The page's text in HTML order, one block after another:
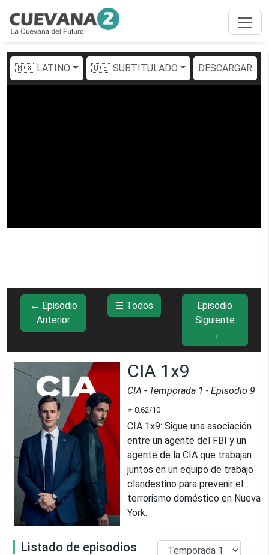
🇲🇽 LATINO 🇺🇸 SUBTITULADO DESCARGAR
← Episodio
Anterior
☰ Todos
Episodio
Siguiente
→
CIA 1x9
CIA - Temporada 1 - Episodio 9
⭐ 8.62/10
CIA 1x9: Sigue una asociación
entre un agente del FBI y un
agente de la CIA que trabajan
juntos en un equipo de trabajo
clandestino para prevenir el
terrorismo doméstico en Nueva
York.
Listado de episodios